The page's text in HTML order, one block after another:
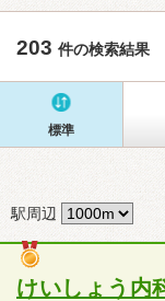
203 件の検索結果
標準
駅周辺
けいしょう内